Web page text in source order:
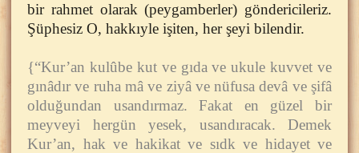
bir rahmet olarak (peygamberler) göndericileriz.
Şüphesiz O, hakkıyle işiten, her şeyi bilendir.
{“Kur’an kulûbe kut ve gıda ve ukule kuvvet ve
gınâdır ve ruha mâ ve ziyâ ve nüfusa devâ ve şifâ
olduğundan usandırmaz. Fakat en güzel bir
meyveyi hergün yesek, usandıracak. Demek
Kur’an, hak ve hakikat ve sıdk ve hidayet ve